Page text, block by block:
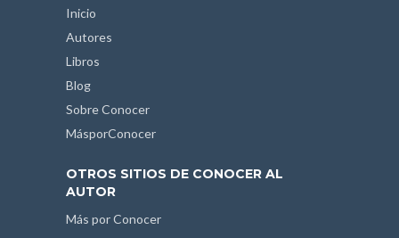
Inicio
Autores
Libros
Blog
Sobre Conocer
MásporConocer
OTROS SITIOS DE CONOCER AL
AUTOR
Más por Conocer